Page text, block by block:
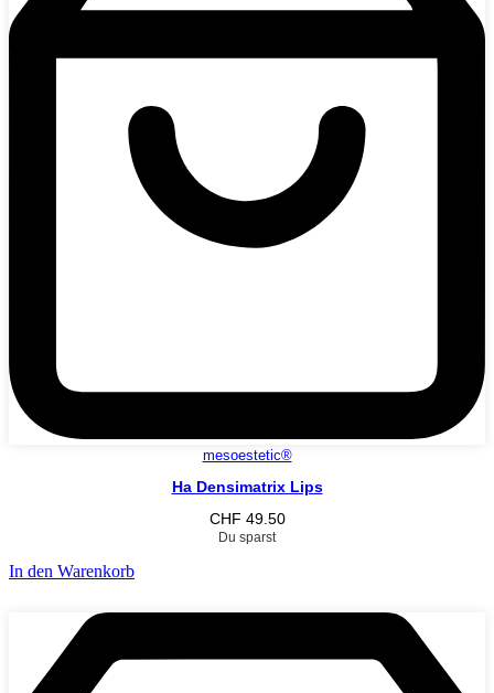
mesoestetic®
Ha Densimatrix Lips
CHF 49.50
Du sparst
In den Warenkorb